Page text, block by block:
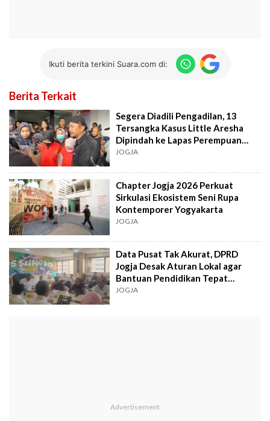
Ikuti berita terkini Suara.com di:
Berita Terkait
Segera Diadili Pengadilan, 13
Tersangka Kasus Little Aresha
Dipindah ke Lapas Perempuan
Gunungkidul
JOGJA
Chapter Jogja 2026 Perkuat
Sirkulasi Ekosistem Seni Rupa
Kontemporer Yogyakarta
JOGJA
Data Pusat Tak Akurat, DPRD
Jogja Desak Aturan Lokal agar
Bantuan Pendidikan Tepat
Sasaran
JOGJA